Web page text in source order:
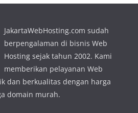
JakartaWebHosting.com sudah
berpengalaman di bisnis Web
Hosting sejak tahun 2002. Kami
memberikan pelayanan Web
dan berkualitas dengan harga
domain murah.